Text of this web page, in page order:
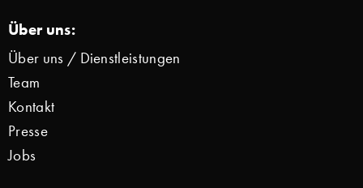
Über uns:
Über uns / Dienstleistungen
Team
Kontakt
Presse
Jobs